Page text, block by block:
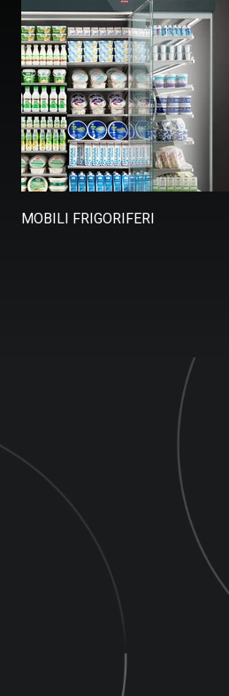
MOBILI FRIGORIFERI